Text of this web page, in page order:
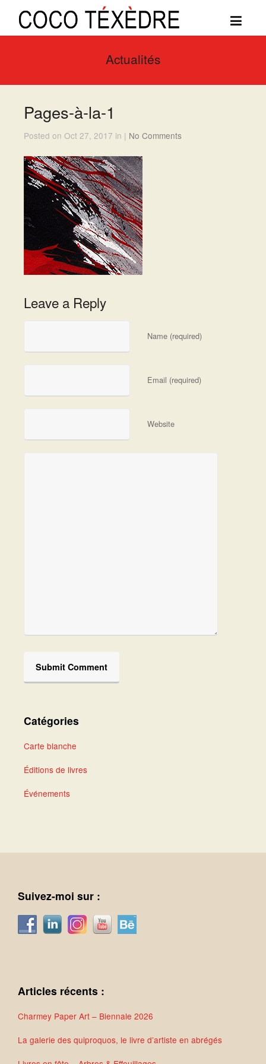
Actualités
Pages-à-la-1
Posted on Oct 27, 2017 in | No Comments
Leave a Reply
Name (required)
Email (required)
Website
Catégories
Carte blanche
Éditions de livres
Événements
Suivez-moi sur :
Articles récents :
Charmey Paper Art – Biennale 2026
La galerie des quiproquos, le livre d’artiste en abrégés